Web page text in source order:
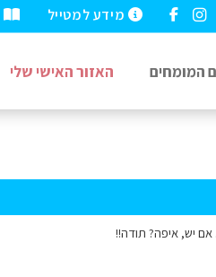
מידע למטייל
המומחים האזור האישי שלי
אם יש, איפה? תודה!!